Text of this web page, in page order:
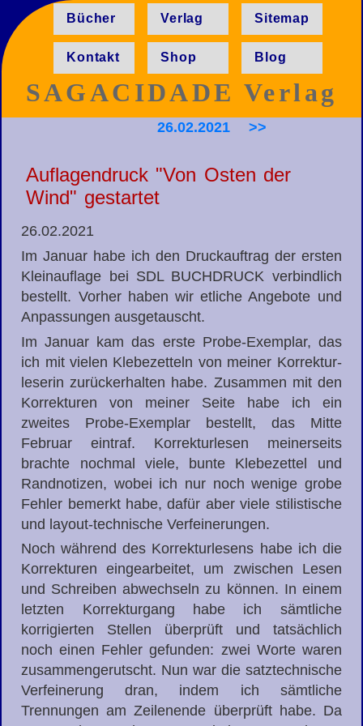
Bücher Verlag Sitemap
Kontakt Shop Blog
SAGACIDADE Verlag
26.02.2021 >>
Auflagendruck "Von Osten der
Wind" gestartet
26.02.2021
Im Januar habe ich den Druck­auftrag der ersten
Klein­auflage bei SDL BUCH­DRUCK verbindlich
bestellt. Vorher haben wir etliche Angebote und
Anpassungen ausgetauscht.
Im Januar kam das erste Probe-Exemplar, das
ich mit vielen Klebe­zetteln von meiner Korrektur­
leserin zurück­erhalten habe. Zusammen mit den
Korrek­turen von meiner Seite habe ich ein
zweites Probe-Exemplar bestellt, das Mitte
Februar eintraf. Korrektur­lesen meinerseits
brachte nochmal viele, bunte Klebe­zettel und
Rand­notizen, wobei ich nur noch wenige grobe
Fehler bemerkt habe, dafür aber viele stilistische
und layout-technische Verfeinerungen.
Noch während des Korrektur­lesens habe ich die
Korrek­turen eingearbeitet, um zwischen Lesen
und Schreiben abwechseln zu können. In einem
letzten Korrektur­gang habe ich sämtliche
korrigierten Stellen überprüft und tatsächlich
noch einen Fehler gefunden: zwei Worte waren
zusammen­gerutscht. Nun war die satztechnische
Verfeinerung dran, indem ich sämtliche
Trennungen am Zeilen­ende überprüft habe. Da